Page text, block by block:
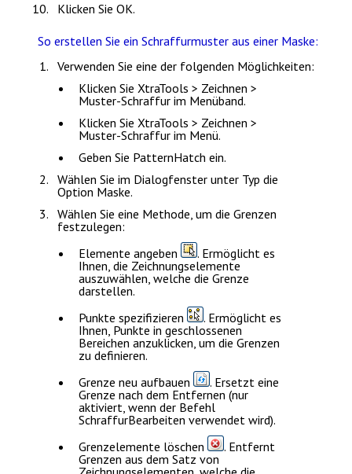
Klicken SieOK.
So erstellen Sie ein Schraffurmuster aus einer Maske:
Verwenden Sie eine der folgenden Möglichkeiten:
Klicken Sie XtraTools > Zeichnen >
Muster-Schraffur im Menüband.
Klicken Sie XtraTools > Zeichnen >
Muster-Schraffur im Menü.
Geben Sie PatternHatch ein.
Wählen Sie im Dialogfenster unter Typ die
Option Maske.
Wählen Sie eine Methode, um die Grenzen
festzulegen:
Elemente angeben
. Ermöglicht es
Ihnen, die Zeichnungselemente
auszuwählen, welche die Grenze
darstellen.
Punkte spezifizieren
. Ermöglicht es
Ihnen, Punkte in geschlossenen
Bereichen anzuklicken, um die Grenzen
zu definieren.
Grenze neu aufbauen
. Ersetzt eine
Grenze nach dem Entfernen (nur
aktiviert, wenn der Befehl
SchraffurBearbeiten verwendet wird).
Grenzelemente löschen
. Entfernt
Grenzen aus dem Satz von